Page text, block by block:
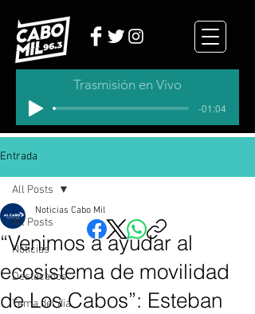
Trasmisión en Vivo
-01:04
Entrada
All Posts
Noticias
Destacados
Tema del dia
All Posts
“Venimos a ayudar al
ecosistema de movilidad
de Los Cabos”: Esteban
Noticias Cabo Mil